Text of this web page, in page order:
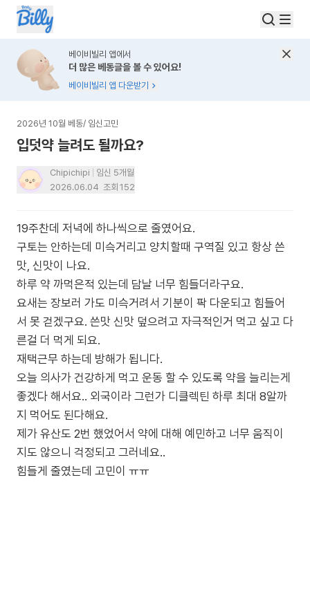
베이비빌리 앱에서
더 많은 베동글을 볼 수 있어요!
베이비빌리 앱 다운받기
2026년 10월 베동/ 임신고민
입덧약 늘려도 될까요?
Chipichipi
임신 5개월
2026.06.04 조회 152
19주찬데 저녁에 하나씩으로 줄였어요.
구토는 안하는데 미슥거리고 양치할때 구역질 있고 항상 쓴
맛, 신맛이 나요.
하루 약 까먹은적 있는데 담날 너무 힘들더라구요.
요새는 장보러 가도 미슥거려서 기분이 팍 다운되고 힘들어
서 못 걷겠구요. 쓴맛 신맛 덮으려고 자극적인거 먹고 싶고 다
른걸 더 먹게 되요.
재택근무 하는데 방해가 됩니다.
오늘 의사가 건강하게 먹고 운동 할 수 있도록 약을 늘리는게
좋겠다 해서요.. 외국이라 그런가 디클렉틴 하루 최대 8알까
지 먹어도 된다해요.
제가 유산도 2번 했었어서 약에 대해 예민하고 너무 움직이
지도 않으니 걱정되고 그러네요..